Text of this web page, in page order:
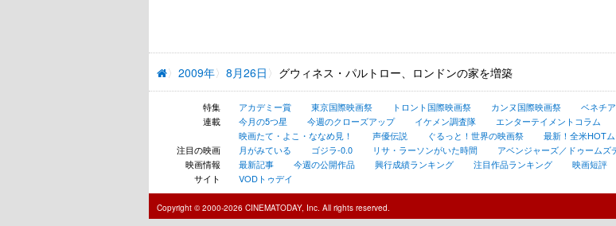
2009年 8月26日 グウィネス・パルトロー、ロンドンの家を増築
特集 アカデミー賞 東京国際映画祭 トロント国際映画祭 カンヌ国際映画祭 ベネチ
連載
今月の5つ星 今週のクローズアップ イケメン調査隊 エンターテイメントコラム
映画たて・よこ・ななめ見！
声優伝説 ぐるっと！世界の映画祭
最新！全米HOT
注目の映画
月がみている ゴジラ-0.0 リサ・ラーソンがいた時間 アベンジャーズ／ドゥームズ
映画情報
最新記事 今週の公開作品 興行成績ランキング 注目作品ランキング 映画短評
サイト
VODトゥデイ
Copyright © 2000-2026 CINEMATODAY, Inc. All rights reserved.